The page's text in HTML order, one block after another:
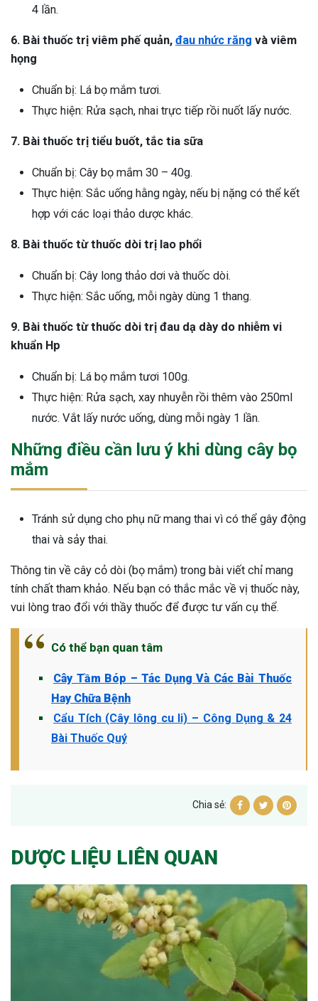
4 lần.
6. Bài thuốc trị viêm phế quản, đau nhức răng và viêm
họng
Chuẩn bị: Lá bọ mắm tươi.
Thực hiện: Rửa sạch, nhai trực tiếp rồi nuốt lấy nước.
7. Bài thuốc trị tiểu buốt, tắc tia sữa
Chuẩn bị: Cây bọ mắm 30 – 40g.
Thực hiện: Sắc uống hằng ngày, nếu bị nặng có thể kết
hợp với các loại thảo dược khác.
8. Bài thuốc từ thuốc dòi trị lao phổi
Chuẩn bị: Cây long thảo dơi và thuốc dòi.
Thực hiện: Sắc uống, mỗi ngày dùng 1 thang.
9. Bài thuốc từ thuốc dòi trị đau dạ dày do nhiễm vi
khuẩn Hp
Chuẩn bị: Lá bọ mắm tươi 100g.
Thực hiện: Rửa sạch, xay nhuyễn rồi thêm vào 250ml
nước. Vắt lấy nước uống, dùng mỗi ngày 1 lần.
Những điều cần lưu ý khi dùng cây bọ
mắm
Tránh sử dụng cho phụ nữ mang thai vì có thể gây động
thai và sảy thai.
Thông tin về cây cỏ dòi (bọ mắm) trong bài viết chỉ mang
tính chất tham khảo. Nếu bạn có thắc mắc về vị thuốc này,
vui lòng trao đổi với thầy thuốc để được tư vấn cụ thể.
Có thể bạn quan tâm
Cây Tầm Bóp – Tác Dụng Và Các Bài Thuốc
Hay Chữa Bệnh
Cẩu Tích (Cây lông cu li) – Công Dụng & 24
Bài Thuốc Quý
Chia sẻ:
DƯỢC LIỆU LIÊN QUAN